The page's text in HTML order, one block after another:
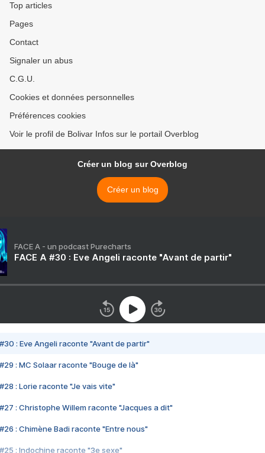
Top articles
Pages
Contact
Signaler un abus
C.G.U.
Cookies et données personnelles
Préférences cookies
Voir le profil de Bolivar Infos sur le portail Overblog
Créer un blog sur Overblog
Créer un blog
FACE A - un podcast Purecharts
FACE A #30 : Eve Angeli raconte "Avant de partir"
#30 : Eve Angeli raconte "Avant de partir"
#29 : MC Solaar raconte "Bouge de là"
#28 : Lorie raconte "Je vais vite"
#27 : Christophe Willem raconte "Jacques a dit"
#26 : Chimène Badi raconte "Entre nous"
#25 : Indochine raconte "3e sexe"